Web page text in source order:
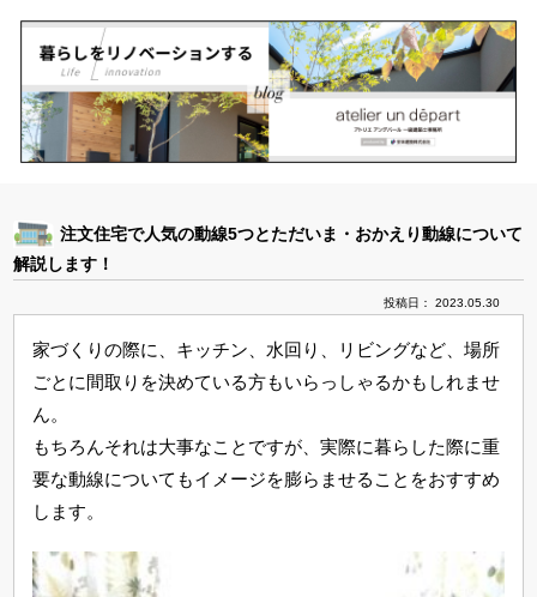
注文住宅で人気の動線5つとただいま・おかえり動線について
解説します！
投稿日： 2023.05.30
家づくりの際に、キッチン、水回り、リビングなど、場所
ごとに間取りを決めている方もいらっしゃるかもしれませ
ん。
もちろんそれは大事なことですが、実際に暮らした際に重
要な動線についてもイメージを膨らませることをおすすめ
します。